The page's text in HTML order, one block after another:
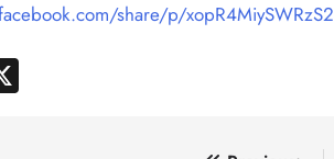
share/p/